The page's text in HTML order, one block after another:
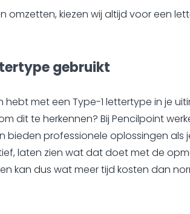
kiezen wij altijd voor een
gebruikt
met een Type-1 lettertype in je
dit te herkennen? Bij Pencilpoint
bieden professionele oplossingen als
laten zien wat dat doet met de
kan dus wat meer tijd kosten dan